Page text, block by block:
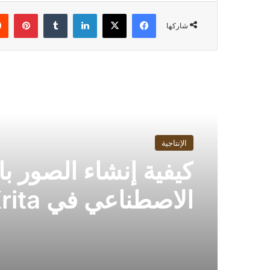
شاركها
فيسبوك
‫X لينكدإن
الإنتاجية
كيفية إنشاء الصور
الاصطناعي في Krita